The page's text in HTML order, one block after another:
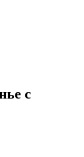
с